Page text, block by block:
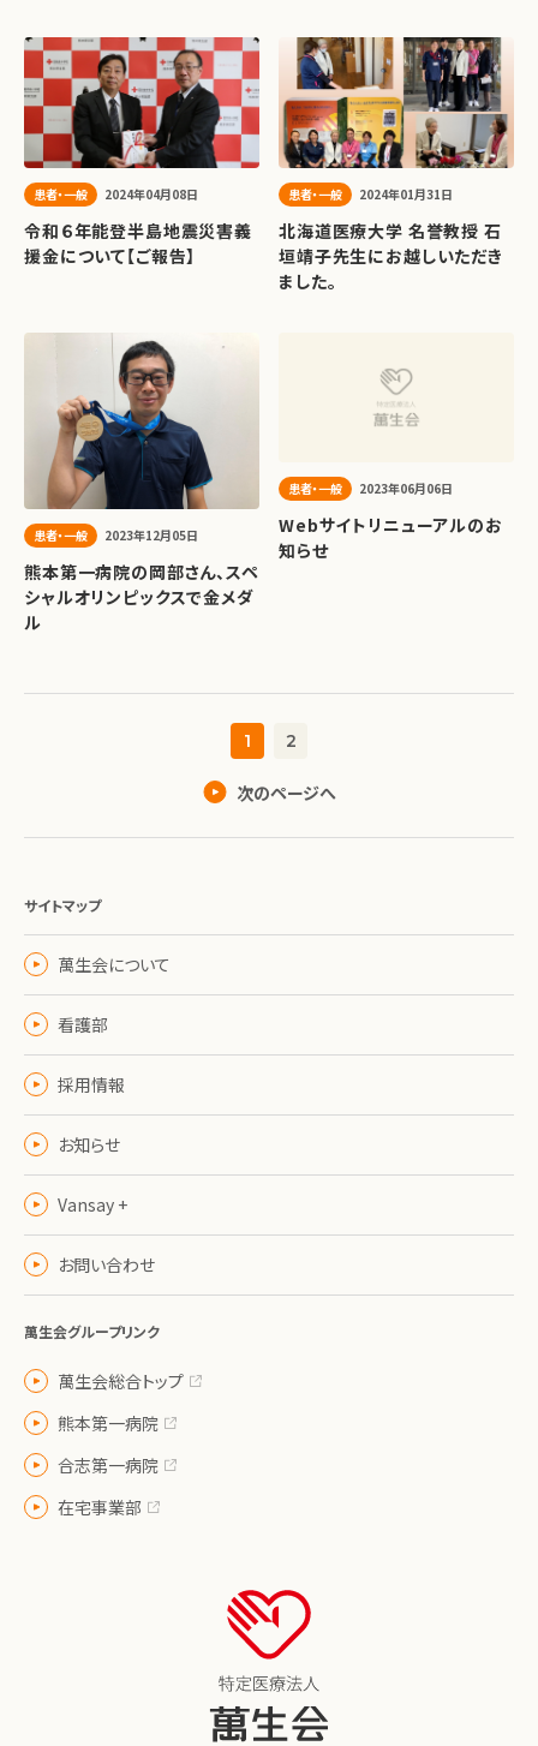
患者・一般 2024年04月08日
令和６年能登半島地震災害義
援金について【ご報告】
患者・一般 2024年01月31日
北海道医療大学 名誉教授 石
垣靖子先生にお越しいただき
ました。
患者・一般 2023年12月05日
熊本第一病院の岡部さん、スペ
シャルオリンピックスで金メダ
ル
患者・一般 2023年06月06日
Webサイトリニューアルのお
知らせ
1 2
次のページへ
サイトマップ
萬生会について
看護部
採用情報
お知らせ
Vansay +
お問い合わせ
萬生会グループリンク
萬生会総合トップ
熊本第一病院
合志第一病院
在宅事業部